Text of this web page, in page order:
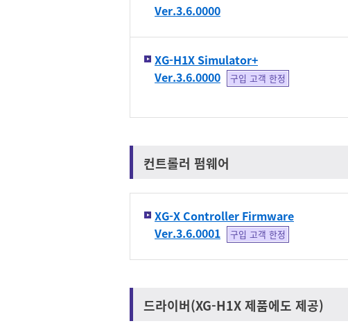
Ver.3.6.0000
XG-H1X Simulator+
Ver.3.6.0000
구입 고객 한정
컨트롤러 펌웨어
XG-X Controller Firmware
Ver.3.6.0001
구입 고객 한정
드라이버(XG-H1X 제품에도 제공)